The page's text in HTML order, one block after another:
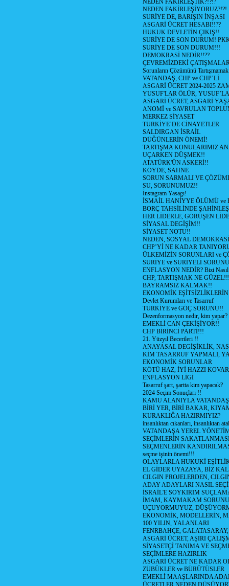
NEDEN FAKİRLEŞTİK?!?!?
NEDEN FAKİRLEŞİYORUZ?!?!
SURİYE DE, BARIŞIN İNŞASI
ASGARİ ÜCRET HESABI!!??
HUKUK DEVLETİN ÇIKIŞ!!
SURİYE DE SON DURUM!
SURİYE DE SON DURUM!!!
DEMOKRASİ NEDİR!!??
ÇEVREMİZDEKİ
Sorunların Çözümünü
VATANDAŞ, CHP ve CHP’Lİ
ASGARİ ÜCRET 2024-2025
YUSUF'LAR ÖLÜR,
ASGARİ ÜCRET, ASGARİ
ANOMİ ve SAVRULAN
MERKEZ SİYASET
TÜRKİYE’DE CİNAYETLER
SALDIRGAN İSRAİL
DÜĞÜNLERİN ÖNEMİ!
TARTIŞMA KONULARIMIZ
UÇARKEN DÜŞMEK!!
ATATÜRK'ÜN ASKERİ!!
KÖYDE, SAHNE
SORUN SARMALI VE
SU, SORUNUMUZ!!
İnstagram Yasagı!
İSMAİL HANİYYE ÖLÜMÜ ve
BORÇ TAHSİLİNDE
HER LİDERLE, GÖRÜŞEN
SİYASAL DEGİŞİM!!
SİYASET NOTU!!
NEDEN, SOSYAL
CHP’Yİ NE KADAR
ÜLKEMİZİN SORUNLARI ve
SURİYE ve SURİYELİ
ENFLASYON NEDİR? Bizi
CHP, TARTIŞMAK NE
BAYRAMSIZ KALMAK!!
EKONOMİK
Devlet Kurumları ve Tasarruf
TÜRKİYE ve GÖÇ SORUNU!!
Dezenformasyon nedir, kim yapar?
EMEKLİ CAN ÇEKİŞİYOR!!
CHP BİRİNCİ PARTİ!!!
21. Yüzyıl Becerileri !!
ANAYASAL DEGİŞİKLİK,
KİM TASARRUF YAPMALI,
EKONOMİK SORUNLAR
KÖTÜ HAZ, İYİ HAZZI
ENFLASYON LİGİ
Tasarruf şart, şartta kim yapacak?
2024 Seçim Sonuçları !!
KAMU ALANIYLA
BİRİ YER, BİRİ BAKAR,
KURAKLIĞA HAZIRMIYIZ?
insanlıktan cıkanları, insanlıktan
VATANDAŞA YEREL
SEÇİMLERİN
SEÇMENLERİN
seçme işinin önemi!!!
OLAYLARLA HUKUKİ
EL GİDER UYAZAYA, BİZ
CILGIN PROJELERDEN,
ADAY ADAYLARI NASIL
İSRAİL'E SOYKIRIM
İMAM, KAYMAKAM SORUNU
UÇUYORMUYUZ,
EKONOMİK, MODELLERİN,
100 YILIN, YALANLARI
FENRBAHÇE,
ASGARİ ÜCRET, AŞIRI
SİYASETÇİ TANIMA VE
SEÇİMLERE HAZIRLIK
ASGARİ ÜCRET NE KADAR
ZÜBÜKLER ve BÜRÜTÜSLER
EMEKLİ MAAŞLARINDA
ÜCRETLER NEDEN